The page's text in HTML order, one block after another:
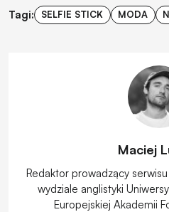
Tagi: SELFIE STICK MODA
Maciej
Redaktor prowadzący
wydziale anglistyki
Europejskiej Akademii